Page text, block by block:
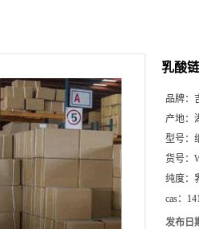
乳酸
品牌：
产地：
型号：
货号：
纯度：
cas：
发布日